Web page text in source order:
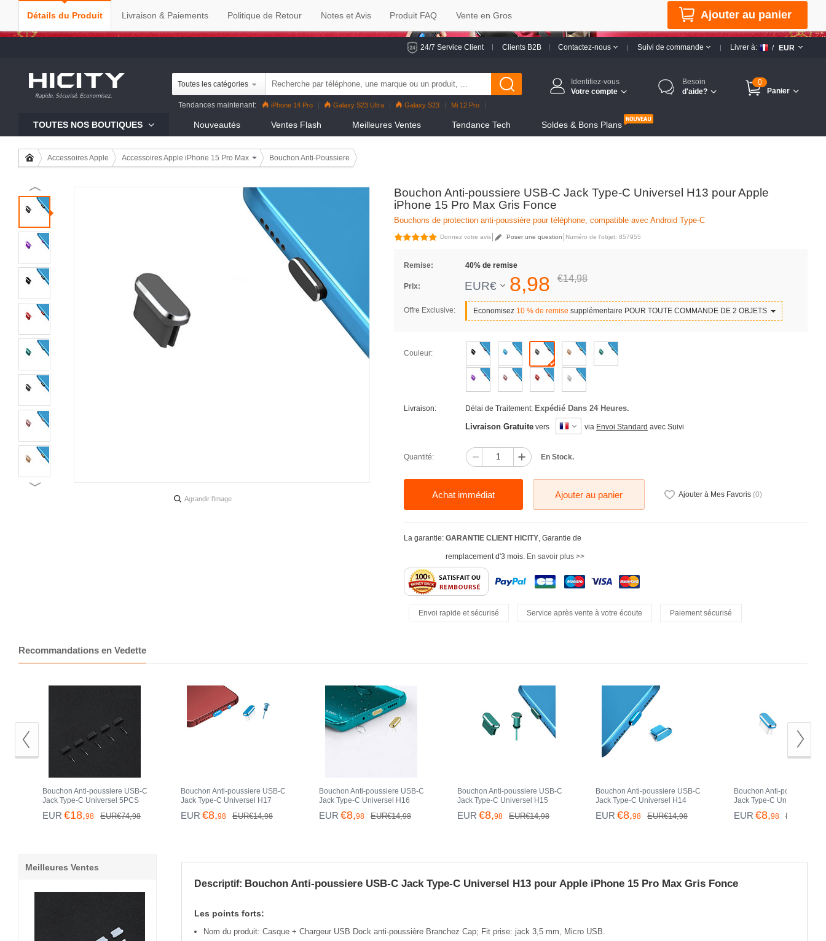
24/7 Service Client Clients B2B Contactez-nous Suivi de commande Livrer à: / EUR
Toutes les catégories
Tendances maintenant: iPhone 14 Pro Galaxy S23 Ultra Galaxy S23
Mi 12 Pro
Identifiez-vous
Votre compte
Besoin
d'aide?
0
Panier
TOUTES NOS BOUTIQUES Nouveautés Ventes Flash Meilleures Ventes Tendance Tech Soldes & Bons Plans
Accessoires Apple Accessoires Apple iPhone 15 Pro Max Bouchon Anti-Poussiere
Bouchon Anti-poussiere USB-C Jack Type-C Universel H13 pour Apple
iPhone 15 Pro Max Gris Fonce
Bouchons de protection anti-poussière pour téléphone, compatible avec Android Type-C
Donnez votre avis Poser une question Numéro de l'objet: 857955
Remise: 40% de remise
Prix: EUR€ 8,98 €14,98
Offre Exclusive: Economisez 10 % de remise supplémentaire POUR TOUTE COMMANDE DE 2 OBJETS
Couleur:
Livraison: Délai de Traitement: Expédié Dans 24 Heures.
Livraison Gratuite vers via Envoi Standard avec Suivi
Quantité: En Stock.
Achat immédiat Ajouter au panier Ajouter à Mes Favoris (0)
La garantie: GARANTIE CLIENT HICITY, Garantie de
remplacement d'3 mois. En savoir plus >>
Envoi rapide et sécurisé Service après vente à votre écoute Paiement sécurisé
Agrandir l'image
Recommandations en Vedette
Bouchon Anti-poussiere USB-C
Jack Type-C Universel 5PCS
H02 pour Apple iPhone 15 Pro
Max Noir
EUR €18,98 EUR€74,98
Bouchon Anti-poussiere USB-C
Jack Type-C Universel H17
pour Apple iPhone 15 Pro Max
Bleu
EUR €8,98 EUR€14,98
Bouchon Anti-poussiere USB-C
Jack Type-C Universel H16
pour Apple iPhone 15 Pro Max
Or
EUR €8,98 EUR€14,98
Bouchon Anti-poussiere USB-C
Jack Type-C Universel H15
pour Apple iPhone 15 Pro Max
Vert
EUR €8,98 EUR€14,98
Bouchon Anti-poussiere USB-C
Jack Type-C Universel H14
pour Apple iPhone 15 Pro Max
Bleu
EUR €8,98 EUR€14,98
Bouchon Anti-poussiere
Jack Type-C Universel H12
pour Apple iPhone 15 Pro
Bleu
EUR €8,98 EUR€14,
Détails du Produit Livraison & Paiements Politique de Retour Notes et Avis Produit FAQ Vente en Gros Ajouter au panier
Descriptif: Bouchon Anti-poussiere USB-C Jack Type-C Universel H13 pour Apple iPhone 15 Pro Max Gris Fonce
Les points forts:
Nom du produit: Casque + Chargeur USB Dock anti-poussière Branchez Cap; Fit prise: jack 3,5 mm, Micro USB.
Meilleures Ventes